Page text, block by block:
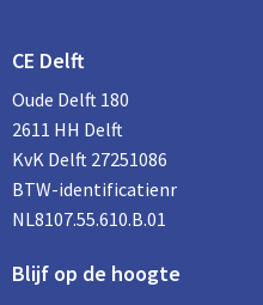
CE Delft
Oude Delft 180
2611 HH Delft
KvK Delft 27251086
BTW-identificatienr
NL8107.55.610.B.01
Blijf op de hoogte